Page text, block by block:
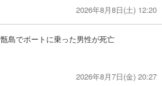
2026年8月8日(土) 12:20
甑島でボートに乗った男性が死亡
2026年8月7日(金) 20:27